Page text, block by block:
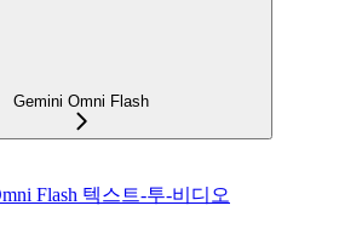
Gemini Omni Flash
Flash 텍스트-투-비디오